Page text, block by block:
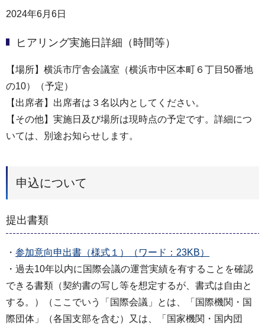
2024年6月6日
ヒアリング実施日詳細（時間等）
【場所】横浜市庁舎会議室（横浜市中区本町６丁目50番地
の10）（予定）
【出席者】出席者は３名以内としてください。
【その他】実施日及び場所は現時点の予定です。詳細につ
いては、別途お知らせします。
申込について
提出書類
・ 参加意向申出書（様式１）（ワード：23KB）
・過去10年以内に国際会議の運営実績を有することを確認
できる書類（契約書の写し等を想定するが、書式は自由と
する。）（ここでいう「国際会議」とは、「国際機関・国
際団体」（各国支部を含む）又は、「国家機関・国内団